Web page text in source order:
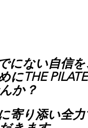
にない自信
にTHE
か？
寄り添い全